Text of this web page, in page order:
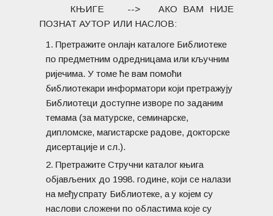
КЊИГЕ --> АКО ВАМ НИЈЕ
ПОЗНАТ АУТОР ИЛИ НАСЛОВ:
Претражите онлајн каталоге Библиотеке
по предметним одредницама или кључним
ријечима. У томе ће вам помоћи
библиотекари информатори који претражују
Библиотеци доступне изворе по заданим
темама (за матурске, семинарске,
дипломске, магистарске радове, докторске
дисертације и сл.).
Претражите Стручни каталог књига
објављених до 1998. године, који се налази
на међуспрату Библиотеке, а у којем су
наслови сложени по областима које су